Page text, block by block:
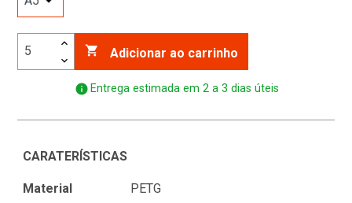
 Adicionar ao carrinho
info Entrega estimada em 2 a 3 dias úteis
CARATERÍSTICAS
Material
PETG